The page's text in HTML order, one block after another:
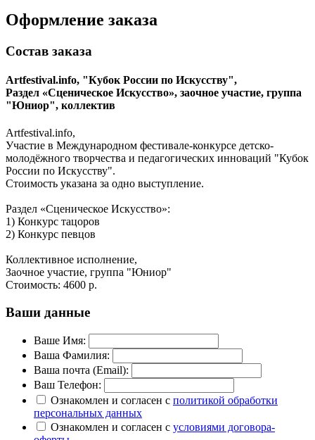
Оформление заказа
Состав заказа
Artfestival.info, "Кубок России по Искусству",
Раздел «Сценическое Искусство», заочное участие, группа
"Юниор", коллектив
Artfestival.info,
Участие в Международном фестивале-конкурсе детско-
молодёжного творчества и педагогических инноваций "Кубок
России по Искусству".
Стоимость указана за одно выступление.
Раздел «Сценическое Искусство»:
1) Конкурс тацоров
2) Конкурс певцов
Коллективное исполнение,
Заочное участие, группа "Юниор"
Стоимость: 4600 р.
Ваши данные
Ваше Имя:
Ваша Фамилия:
Ваша почта (Email):
Ваш Телефон:
Ознакомлен и согласен с политикой обработки
персональных данных
Ознакомлен и согласен с условиями договора-